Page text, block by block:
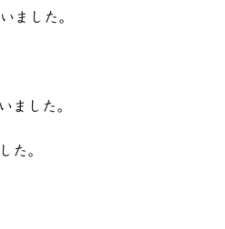
ました。
ました。
た。